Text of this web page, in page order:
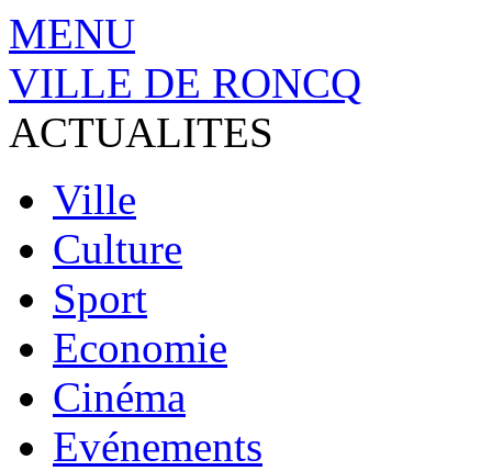
MENU
VILLE DE RONCQ
ACTUALITES
Ville
Culture
Sport
Economie
Cinéma
Evénements